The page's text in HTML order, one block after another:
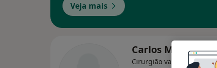
Veja mais
Carlos Moura
Cirurgião vascular